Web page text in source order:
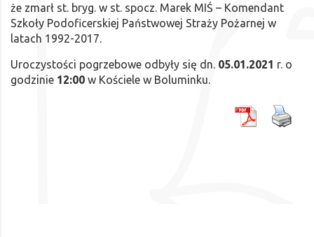
że zmarł st. bryg. w st. spocz. Marek MIŚ – Komendant
Szkoły Podoficerskiej Państwowej Straży Pożarnej w
latach 1992-2017.
Uroczystości pogrzebowe odbyły się dn. 05.01.2021 r. o
godzinie 12:00 w Kościele w Boluminku.